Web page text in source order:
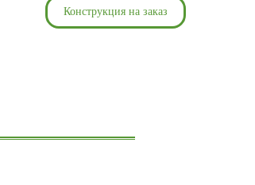
Конструкция на заказ